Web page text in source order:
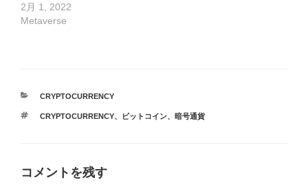
2月 1, 2022
Metaverse
カ
ゴ
CRYPTOCURRENCY
タ
CRYPTOCURRENCY、 ビットコイン、 暗号通貨
コメントを残す